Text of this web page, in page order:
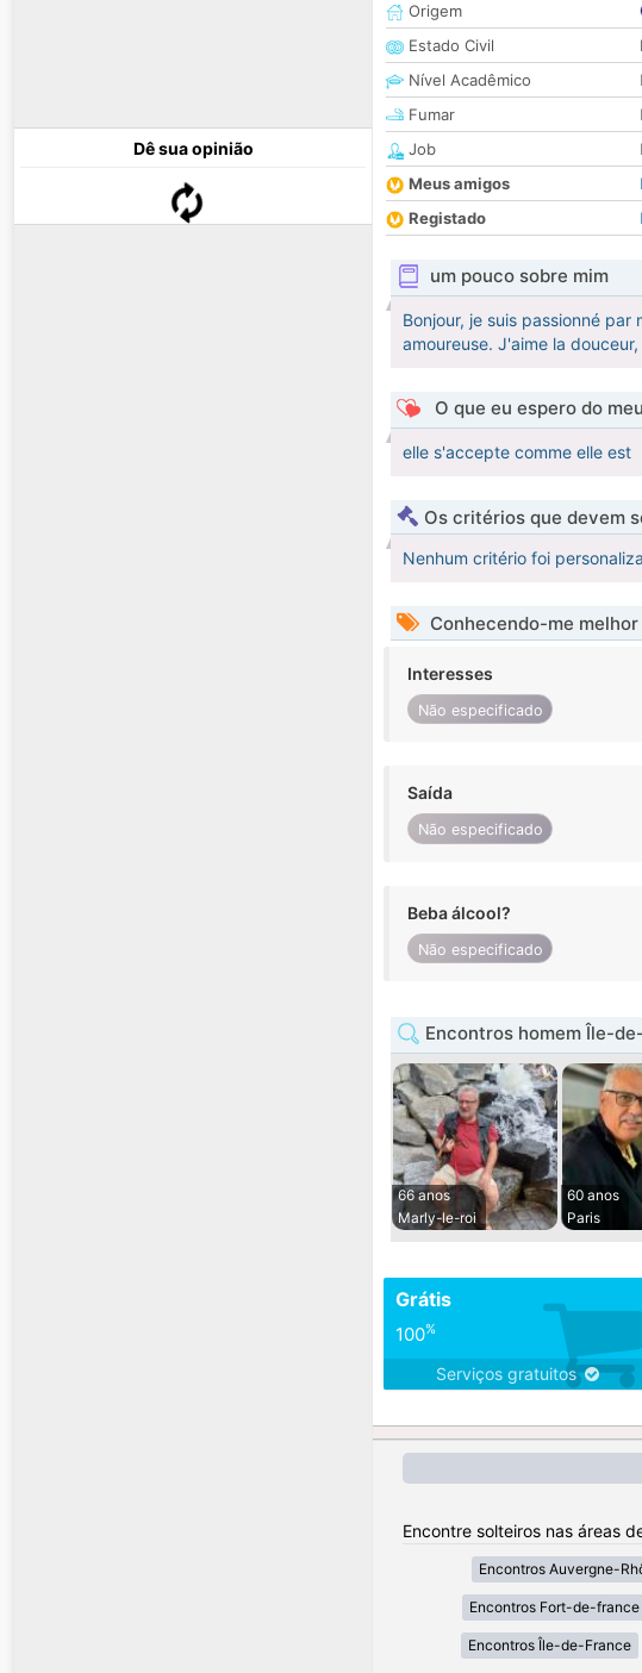
Dê sua opinião
Origem
Estado Civil
Nível Acadêmico
Fumar
Job
Meus amigos
Registado
um pouco sobre mim
Bonjour, je suis passionné
amoureuse. J'aime la
O que eu espero do
elle s'accepte comme elle est
Os critérios que devem
Nenhum critério foi
Conhecendo-me melhor
Interesses
Não especificado
Saída
Não especificado
Beba álcool?
Não especificado
Encontros homem Île-
66 anos
Marly-le-roi
60 anos
Paris
Grátis
100%
Serviços gratuitos
Encontre solteiros nas áreas
Encontros Auvergne-
Encontros Fort-de-france
Encontros Île-de-France